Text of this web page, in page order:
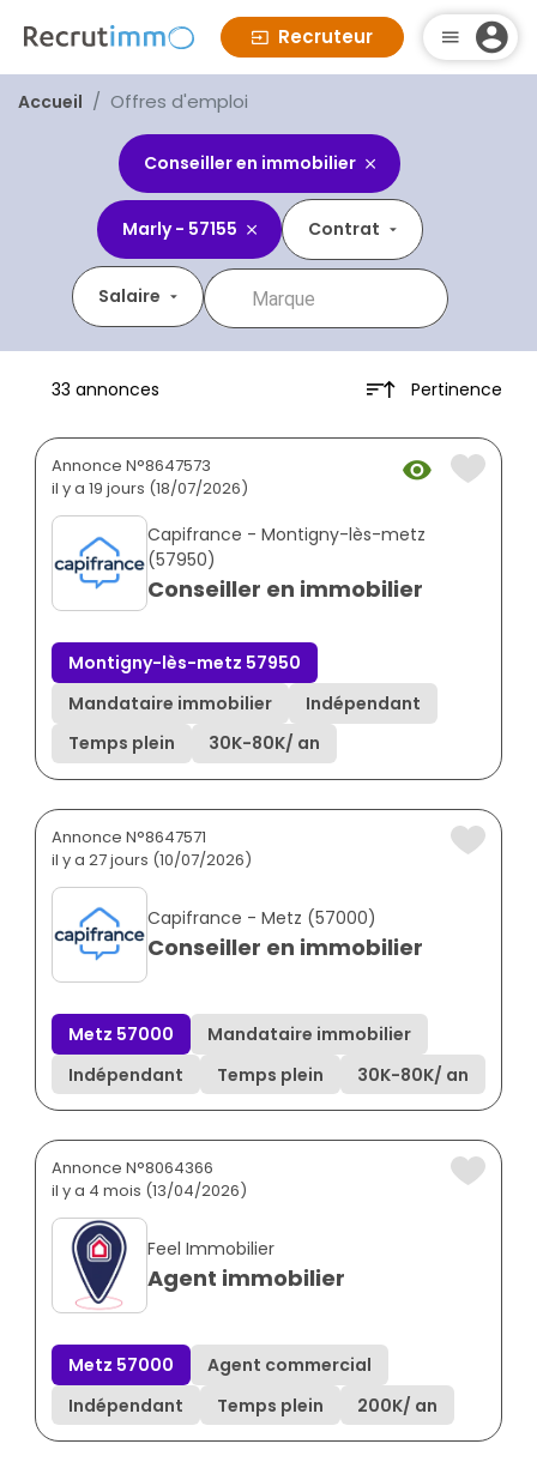
Recruteur
Accueil Offres d'emploi
Conseiller en immobilier
Marly - 57155 Contrat
Salaire
33 annonces Pertinence
Annonce N°8647573
il y a 19 jours (18/07/2026)
Capifrance - Montigny-lès-metz
(57950)
Conseiller en immobilier
Montigny-lès-metz 57950
Mandataire immobilier
Indépendant
Temps plein
30K-80K/ an
Annonce N°8647571
il y a 27 jours (10/07/2026)
Capifrance - Metz (57000)
Conseiller en immobilier
Metz 57000
Mandataire immobilier
Indépendant
Temps plein 30K-80K/ an
Annonce N°8064366
il y a 4 mois (13/04/2026)
Feel Immobilier
Agent immobilier
Metz 57000
Agent commercial
Indépendant
Temps plein 200K/ an